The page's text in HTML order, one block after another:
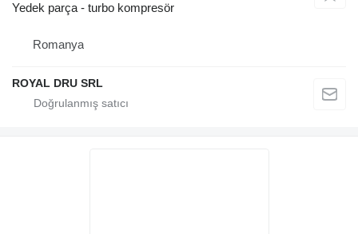
Yedek parça - turbo kompresör
Romanya
ROYAL DRU SRL